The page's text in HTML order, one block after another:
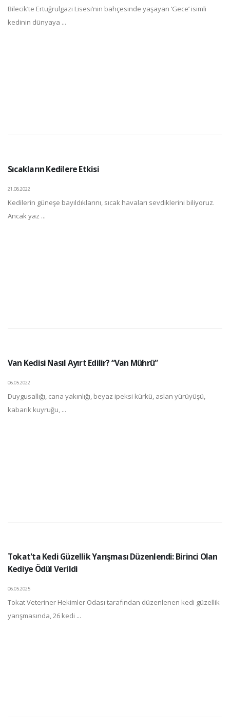
Bilecik’te Ertuğrulgazi Lisesi’nin bahçesinde yaşayan ‘Gece’ isimli
kedinin dünyaya ...
Sıcakların Kedilere Etkisi
21.08.2022
Kedilerin güneşe bayıldıklarını, sıcak havaları sevdiklerini biliyoruz.
Ancak yaz ...
Van Kedisi Nasıl Ayırt Edilir? “Van Mührü”
06.05.2022
Duygusallığı, cana yakınlığı, beyaz ipeksi kürkü, aslan yürüyüşü,
kabarık kuyruğu, ...
Tokat'ta Kedi Güzellik Yarışması Düzenlendi: Birinci Olan
Kediye Ödül Verildi
06.05.2025
Tokat Veteriner Hekimler Odası tarafından düzenlenen kedi güzellik
yarışmasında, 26 kedi ...